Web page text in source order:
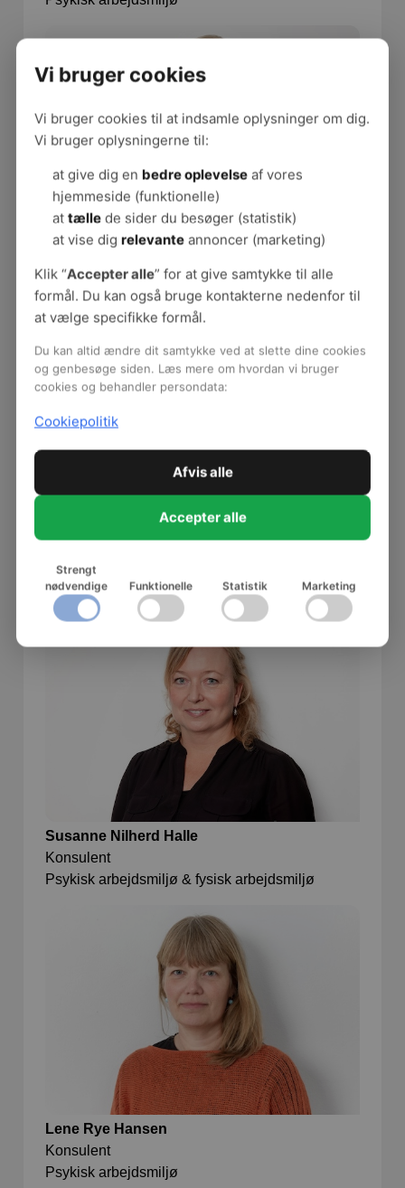
Trine Haldborg Andersen
Konsulent
Psykisk arbejdsmiljø
Tina Johansen
Konsulent
Psykisk arbejdsmiljø
Susanne Nilherd Halle
Konsulent
Psykisk arbejdsmiljø & fysisk arbejdsmiljø
Lene Rye Hansen
Konsulent
Psykisk arbejdsmiljø
Vi bruger cookies
Vi bruger cookies til at indsamle oplysninger om dig.
Vi bruger oplysningerne til:
at give dig en bedre oplevelseaf vores
hjemmeside (funktionelle)
at tællede sider du besøger (statistik)
at vise dig relevanteannoncer (marketing)
Klik “Accepter alle” for at give samtykke til alle
formål. Du kan også bruge kontakterne nedenfor til
at vælge specifikke formål.
Du kan altid ændre dit samtykke ved at slette dine cookies
og genbesøge siden. Læs mere om hvordan vi bruger
cookies og behandler persondata:
Cookiepolitik
Afvis alle
Accepter alle
Strengt
nødvendige
Funktionelle Statistik Marketing